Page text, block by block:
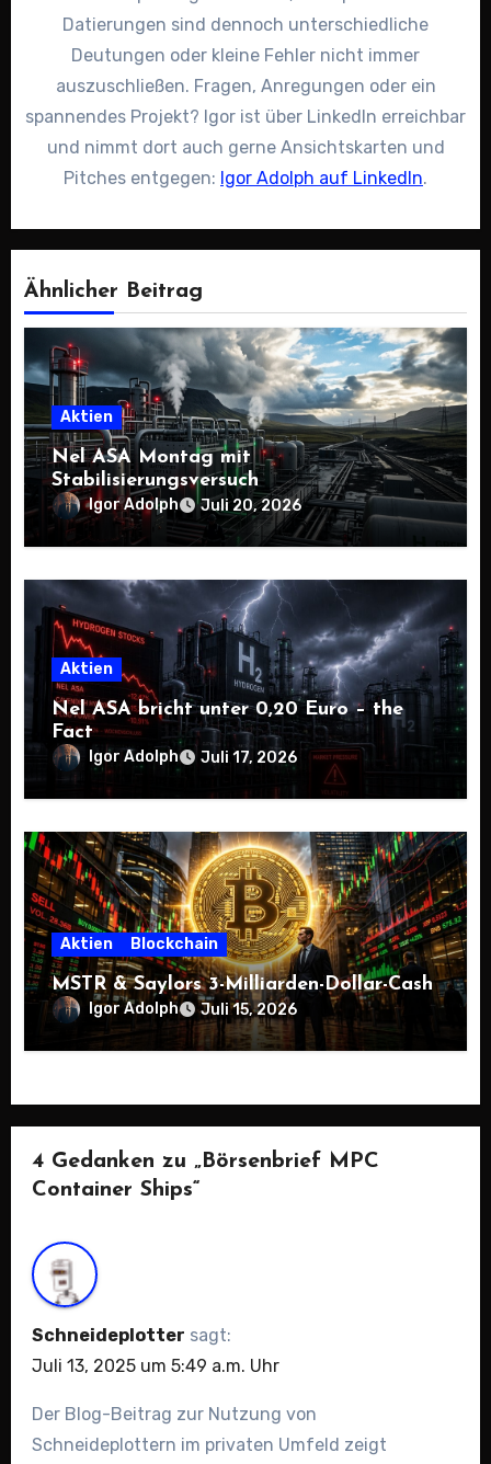
Datierungen sind dennoch unterschiedliche
Deutungen oder kleine Fehler nicht immer
auszuschließen. Fragen, Anregungen oder ein
spannendes Projekt? Igor ist über LinkedIn erreichbar
und nimmt dort auch gerne Ansichtskarten und
Pitches entgegen: Igor Adolph auf LinkedIn.
Ähnlicher Beitrag
Aktien
Nel ASA Montag mit
Stabilisierungsversuch
Igor Adolph Juli 20, 2026
Aktien
Nel ASA bricht unter 0,20 Euro – the
Fact
Igor Adolph Juli 17, 2026
Aktien Blockchain
MSTR & Saylors 3-Milliarden-Dollar-Cash
Igor Adolph Juli 15, 2026
4 Gedanken zu „Börsenbrief MPC
Container Ships“
Schneideplotter sagt:
Juli 13, 2025 um 5:49 a.m. Uhr
Der Blog-Beitrag zur Nutzung von
Schneideplottern im privaten Umfeld zeigt